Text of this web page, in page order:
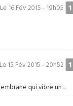
1
16 Fév 2015 - 19h05
1
15 Fév 2015 - 20h52
qui vibre un ...